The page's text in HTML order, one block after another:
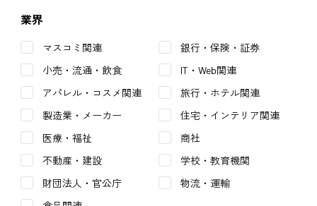
業界
マスコミ関連
銀行・保険・証券
小売・流通・飲食
IT・Web関連
アパレル・コスメ関連
旅行・ホテル関連
製造業・メーカー
住宅・インテリア関連
医療・福祉
商社
不動産・建設
学校・教育機関
財団法人・官公庁
物流・運輸